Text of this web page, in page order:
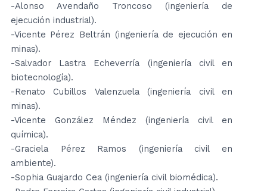
-Alonso Avendaño Troncoso (ingeniería de
ejecución industrial).
-Vicente Pérez Beltrán (ingeniería de ejecución en
minas).
-Salvador Lastra Echeverría (ingeniería civil en
biotecnología).
-Renato Cubillos Valenzuela (ingeniería civil en
minas).
-Vicente González Méndez (ingeniería civil en
química).
-Graciela Pérez Ramos (ingeniería civil en
ambiente).
-Sophia Guajardo Cea (ingeniería civil biomédica).